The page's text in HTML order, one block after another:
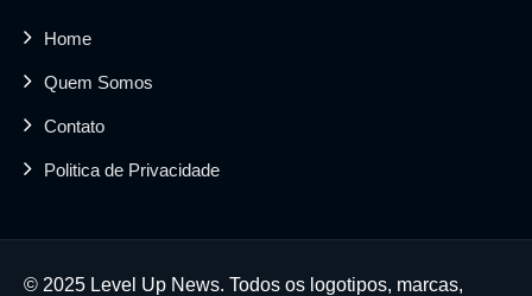
Home
Quem Somos
Contato
Politica de Privacidade
© 2025 Level Up News. Todos os logotipos, marcas,